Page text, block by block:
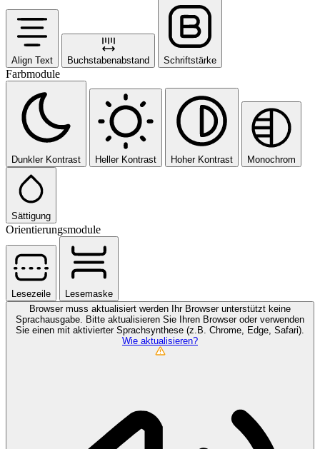
Align Text Buchstabenabstand Schriftstärke
Farbmodule
Dunkler Kontrast Heller Kontrast Hoher Kontrast Monochrom
Sättigung
Orientierungsmodule
Lesezeile
Lesemaske
Browser muss aktualisiert werden
Ihr Browser unterstützt keine
Sprachausgabe. Bitte aktualisieren Sie Ihren Browser oder verwenden
Sie einen mit aktivierter Sprachsynthese (z.B. Chrome, Edge, Safari).
Wie aktualisieren?